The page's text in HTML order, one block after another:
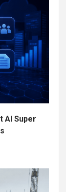
AI Super